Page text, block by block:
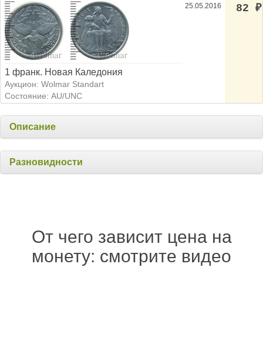
1 франк. Новая Каледония
Аукцион: Wolmar Standart
Состояние: AU/UNC
25.05.2016 82 ₽
Описание
Разновидности
От чего зависит цена на
монету: смотрите видео